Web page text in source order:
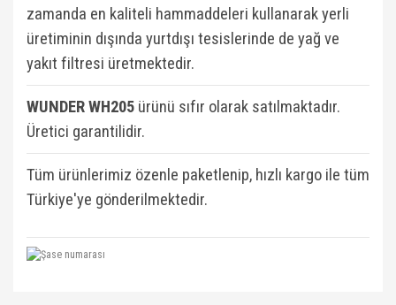
zamanda en kaliteli hammaddeleri kullanarak yerli
üretiminin dışında yurtdışı tesislerinde de yağ ve
yakıt filtresi üretmektedir.
WUNDER WH205 ürünü sıfır olarak satılmaktadır.
Üretici garantilidir.
Tüm ürünlerimiz özenle paketlenip, hızlı kargo ile tüm
Türkiye'ye gönderilmektedir.